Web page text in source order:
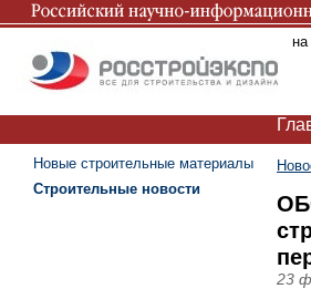
Вы находитесь
23
Новые строительные материалы
Строительные новости